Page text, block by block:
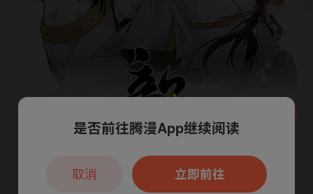
本章节仅支持App阅读，可打开App新用
户7天免费看
是否前往腾漫App继续阅读
立即前往
取消